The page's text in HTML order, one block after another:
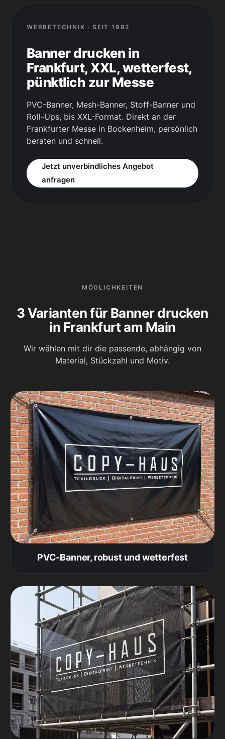
WERBETECHNIK · SEIT 1992
Banner drucken in
Frankfurt, XXL, wetterfest,
pünktlich zur Messe
PVC-Banner, Mesh-Banner, Stoff-Banner und
Roll-Ups, bis XXL-Format. Direkt an der
Frankfurter Messe in Bockenheim, persönlich
beraten und schnell.
Jetzt unverbindliches Angebot
anfragen
MÖGLICHKEITEN
3 Varianten für Banner drucken
in Frankfurt am Main
Wir wählen mit dir die passende, abhängig von
Material, Stückzahl und Motiv.
PVC-Banner, robust und wetterfest